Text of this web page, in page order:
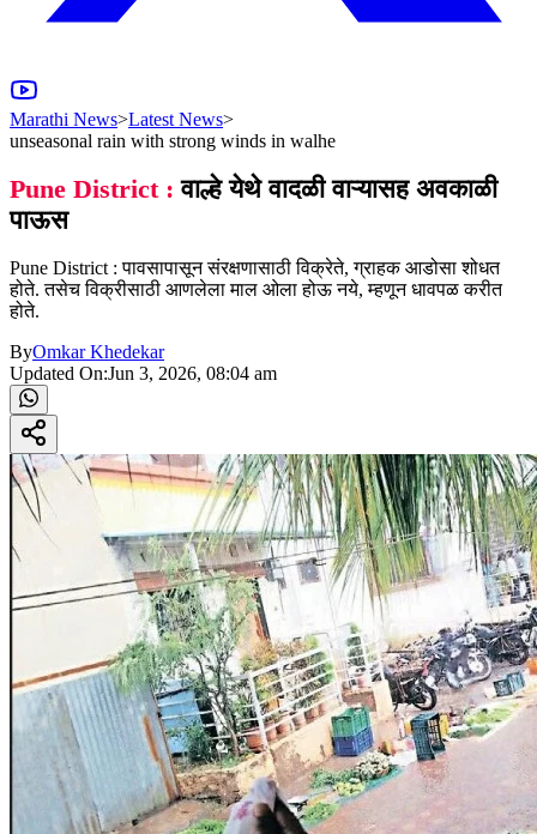
Marathi News>Latest News>
unseasonal rain with strong winds in walhe
Pune District : वाल्हे येथे वादळी वाऱ्यासह अवकाळी
पाऊस
Pune District : पावसापासून संरक्षणासाठी विक्रेते, ग्राहक आडोसा शोधत
होते. तसेच विक्रीसाठी आणलेला माल ओला होऊ नये, म्हणून धावपळ करीत
होते.
ByOmkar Khedekar
Updated On:Jun 3, 2026, 08:04 am